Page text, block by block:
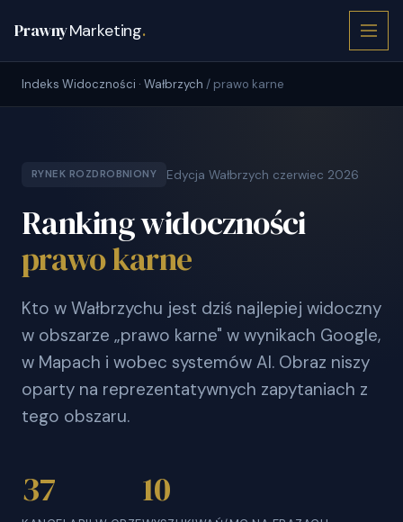
PrawnyMarketing.
Indeks Widoczności · Wałbrzych / prawo karne
RYNEK ROZDROBNIONY Edycja Wałbrzych czerwiec 2026
Ranking widoczności
prawo karne
Kto w Wałbrzychu jest dziś najlepiej widoczny
w obszarze „prawo karne" w wynikach Google,
w Mapach i wobec systemów AI. Obraz niszy
oparty na reprezentatywnych zapytaniach z
tego obszaru.
37 10